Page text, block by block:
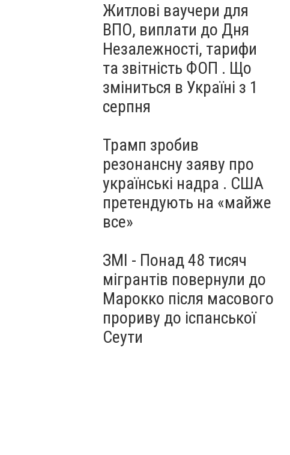
Житлові ваучери для
ВПО, виплати до Дня
Незалежності, тарифи
та звітність ФОП . Що
зміниться в Україні з 1
серпня
Трамп зробив
резонансну заяву про
українські надра . США
претендують на «майже
все»
ЗМІ - Понад 48 тисяч
мігрантів повернули до
Марокко після масового
прориву до іспанської
Сеути